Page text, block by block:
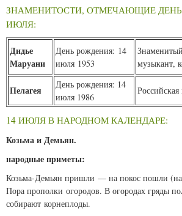
ЗНАМЕНИТОСТИ, ОТМЕЧАЮЩИЕ ДЕНЬ
ИЮЛЯ:
Дидье
Маруани
День рождения: 14
июля 1953
музыкант,
Пелагея
День рождения: 14
июля 1986
14 ИЮЛЯ В НАРОДНОМ КАЛЕНДАРЕ:
Козьма и Демьян.
народные приметы:
Козьма-Демьян пришли — на покос пошли
Пора прополки огородов. В огородах гряды
собирают корнеплоды.